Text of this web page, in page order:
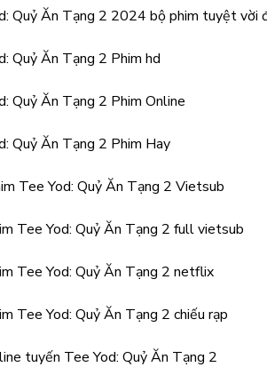
Quỷ Ăn Tạng 2 2024 bộ phim tuyệt vời
Quỷ Ăn Tạng 2 Phim hd
Quỷ Ăn Tạng 2 Phim Online
Quỷ Ăn Tạng 2 Phim Hay
Tee Yod: Quỷ Ăn Tạng 2 Vietsub
Tee Yod: Quỷ Ăn Tạng 2 full vietsub
Tee Yod: Quỷ Ăn Tạng 2 netflix
Tee Yod: Quỷ Ăn Tạng 2 chiếu rạp
tuyến Tee Yod: Quỷ Ăn Tạng 2